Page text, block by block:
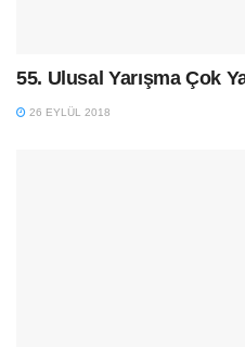
55. Ulusal Yarışma Çok
26 EYLÜL 2018